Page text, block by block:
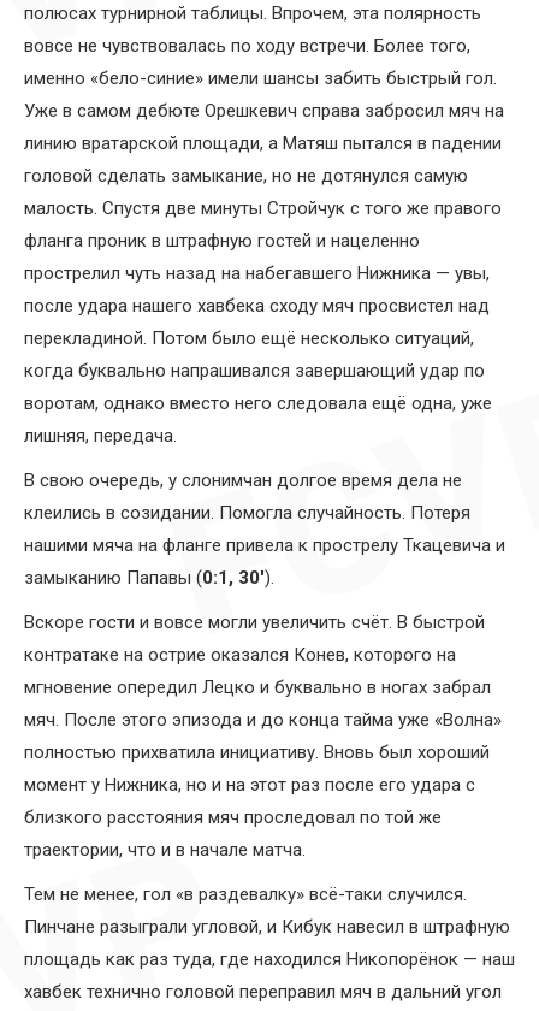
полюсах турнирной таблицы. Впрочем, эта полярность
вовсе не чувствовалась по ходу встречи. Более того,
именно «бело-синие» имели шансы забить быстрый гол.
Уже в самом дебюте Орешкевич справа забросил мяч на
линию вратарской площади, а Матяш пытался в падении
головой сделать замыкание, но не дотянулся самую
малость. Спустя две минуты Стройчук с того же правого
фланга проник в штрафную гостей и нацеленно
прострелил чуть назад на набегавшего Нижника — увы,
после удара нашего хавбека сходу мяч просвистел над
перекладиной. Потом было ещё несколько ситуаций,
когда буквально напрашивался завершающий удар по
воротам, однако вместо него следовала ещё одна, уже
лишняя, передача.
В свою очередь, у слонимчан долгое время дела не
клеились в созидании. Помогла случайность. Потеря
нашими мяча на фланге привела к прострелу Ткацевича и
замыканию Папавы (0:1, 30′).
Вскоре гости и вовсе могли увеличить счёт. В быстрой
контратаке на острие оказался Конев, которого на
мгновение опередил Лецко и буквально в ногах забрал
мяч. После этого эпизода и до конца тайма уже «Волна»
полностью прихватила инициативу. Вновь был хороший
момент у Нижника, но и на этот раз после его удара с
близкого расстояния мяч проследовал по той же
траектории, что и в начале матча.
Тем не менее, гол «в раздевалку» всё-таки случился.
Пинчане разыграли угловой, и Кибук навесил в штрафную
площадь как раз туда, где находился Никопорёнок — наш
хавбек технично головой переправил мяч в дальний угол